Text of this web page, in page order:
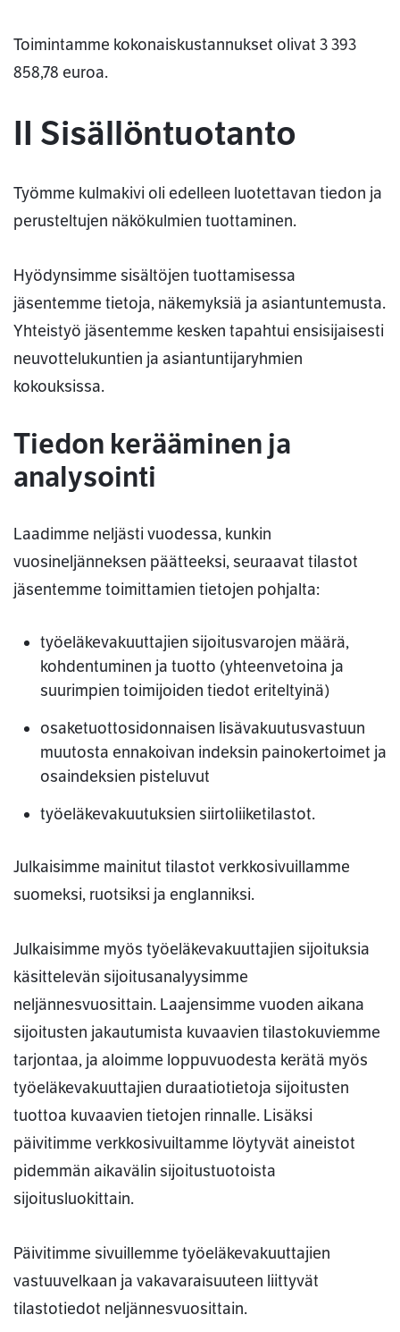
Toimintamme kokonaiskustannukset olivat 3 393
858,78 euroa.
II Sisällöntuotanto
Työmme kulmakivi oli edelleen luotettavan tiedon ja
perusteltujen näkökulmien tuottaminen.
Hyödynsimme sisältöjen tuottamisessa
jäsentemme tietoja, näkemyksiä ja asiantuntemusta.
Yhteistyö jäsentemme kesken tapahtui ensisijaisesti
neuvottelukuntien ja asiantuntijaryhmien
kokouksissa.
Tiedon kerääminen ja
analysointi
Laadimme neljästi vuodessa, kunkin
vuosineljänneksen päätteeksi, seuraavat tilastot
jäsentemme toimittamien tietojen pohjalta:
työeläkevakuuttajien sijoitusvarojen määrä,
kohdentuminen ja tuotto (yhteenvetoina ja
suurimpien toimijoiden tiedot eriteltyinä)
osaketuottosidonnaisen lisävakuutusvastuun
muutosta ennakoivan indeksin painokertoimet ja
osaindeksien pisteluvut
työeläkevakuutuksien siirtoliiketilastot.
Julkaisimme mainitut tilastot verkkosivuillamme
suomeksi, ruotsiksi ja englanniksi.
Julkaisimme myös työeläkevakuuttajien sijoituksia
käsittelevän sijoitusanalyysimme
neljännesvuosittain. Laajensimme vuoden aikana
sijoitusten jakautumista kuvaavien tilastokuviemme
tarjontaa, ja aloimme loppuvuodesta kerätä myös
työeläkevakuuttajien duraatiotietoja sijoitusten
tuottoa kuvaavien tietojen rinnalle. Lisäksi
päivitimme verkkosivuiltamme löytyvät aineistot
pidemmän aikavälin sijoitustuotoista
sijoitusluokittain.
Päivitimme sivuillemme työeläkevakuuttajien
vastuuvelkaan ja vakavaraisuuteen liittyvät
tilastotiedot neljännesvuosittain.